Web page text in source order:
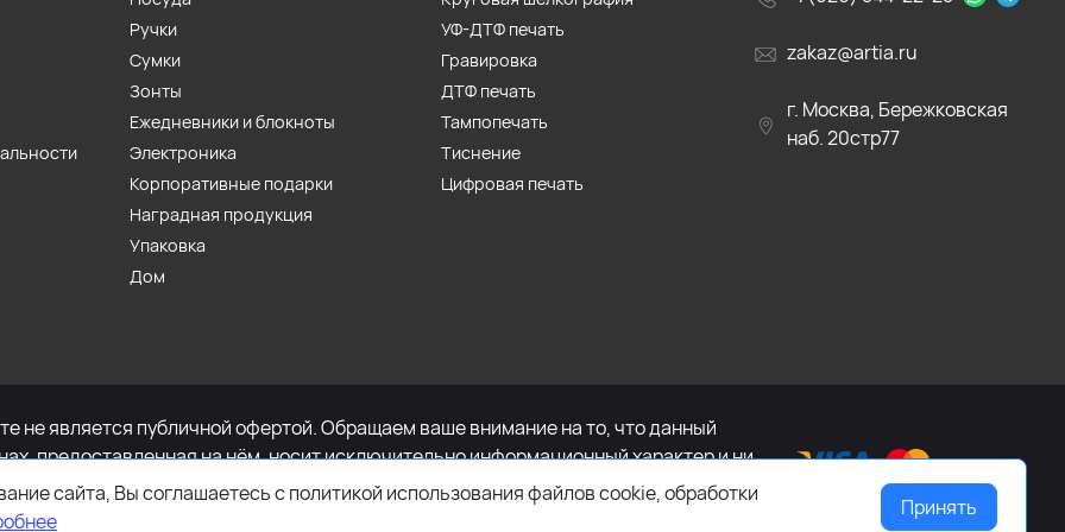
zakaz@artia.ru
г. Москва, Бережковская
наб. 20стр77
Ручки
Сумки
Зонты
Ежедневники и блокноты
Электроника
Корпоративные подарки
Наградная продукция
Упаковка
Дом
УФ-ДТФ печать
Гравировка
ДТФ печать
Тампопечать
Тиснение
Цифровая печать
является публичной офертой. Обращаем ваше внимание на то, что данный
предоставленная на нём, носит исключительно информационный характер и ни
положениями Статьи 437 Гражданского кодекса Российской Федерации.
указанных товаров и (или) услуг, пожалуйста, обращайтесь к менеджеру
сайта, Вы соглашаетесь с политикой использования файлов cookie, обработки
Принять